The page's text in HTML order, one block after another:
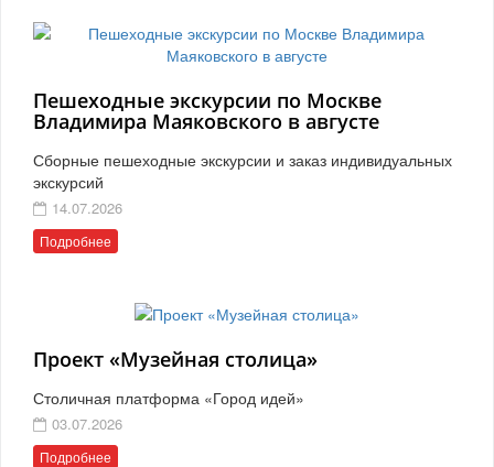
Пешеходные экскурсии по Москве
Владимира Маяковского в августе
Сборные пешеходные экскурсии и заказ индивидуальных
экскурсий
14.07.2026
Подробнее
Проект «Музейная столица»
Столичная платформа «Город идей»
03.07.2026
Подробнее